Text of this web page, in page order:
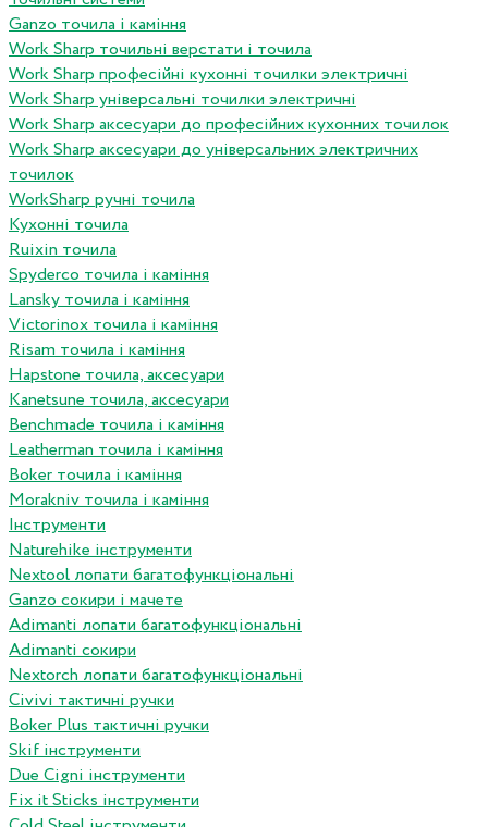
Ganzo точила і каміння
Work Sharp точильні верстати і точила
Work Sharp професiйнi кухоннi точилки электричнi
Work Sharp унiверсальнi точилки электричнi
Work Sharp аксесуари до професiйних кухонних точилок
Work Sharp аксесуари до унiверсальних электричних
точилок
WorkSharp ручні точила
Кухонні точила
Ruixin точила
Spyderco точила і каміння
Lansky точила і каміння
Victorinox точила і каміння
Risam точила і каміння
Hapstone точила, аксесуари
Kanetsune точила, аксесуари
Benchmade точила і каміння
Leatherman точила і каміння
Boker точила і каміння
Morakniv точила і каміння
Інструменти
Naturehike інструменти
Nextool лопати багатофункціональні
Ganzo сокири і мачете
Adimanti лопати багатофункціональні
Adimanti сокири
Nextorch лопати багатофункціональні
Сivivi тактичні ручки
Boker Plus тактичні ручки
Skif інструменти
Due Cigni інструменти
Fix it Sticks інструменти